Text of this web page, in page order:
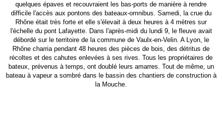
quelques épaves et recouvraient les bas-ports de manière à rendre
difficile l'accès aux pontons des bateaux-omnibus. Samedi, la crue du
Rhône était très forte et elle s'élevait à deux heures à 4 mètres sur
l'échelle du pont Lafayette. Dans l'après-midi du lundi 9, le fleuve avait
débordé sur le territoire de la commune de Vaulx-en-Velin. A Lyon, le
Rhône charria pendant 48 heures des pièces de bois, des détritus de
récoltes et des cahutes enlevées à ses rives. Tous les propriétaires de
bateux, prévenus à temps, ont doublé leurs amarres. Tout de même, un
bateau à vapeur a sombré dans le bassin des chantiers de construction à
la Mouche.